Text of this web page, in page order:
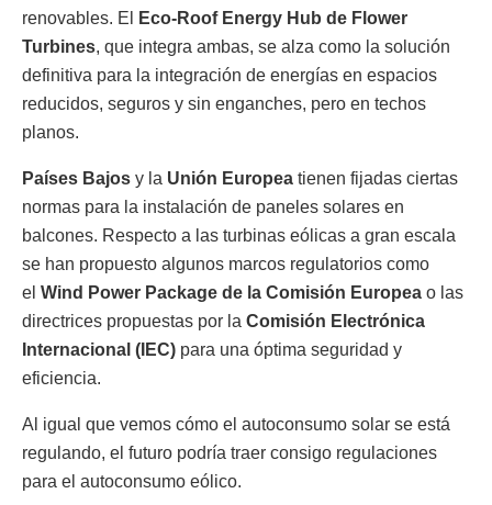
renovables. El
Eco-Roof Energy Hub de Flower
Turbines, que integra ambas, se alza como la solución
definitiva para la integración de energías en espacios
reducidos, seguros y sin enganches, pero en techos
planos.
Países Bajos y la Unión Europea tienen fijadas ciertas
normas para la instalación de paneles solares en
balcones. Respecto a las turbinas eólicas a gran escala
se han propuesto algunos marcos regulatorios como
el Wind Power Package de la Comisión Europea o las
directrices propuestas por la Comisión Electrónica
Internacional (IEC) para una óptima seguridad y
eficiencia.
Al igual que vemos cómo el autoconsumo solar se está
regulando, el futuro podría traer consigo regulaciones
para el autoconsumo eólico.